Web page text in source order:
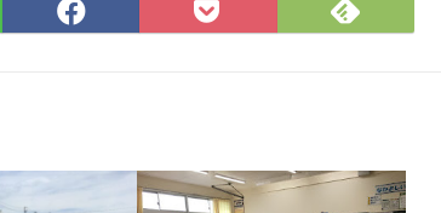
Facebook
で
Pocket
に
Feedly
で